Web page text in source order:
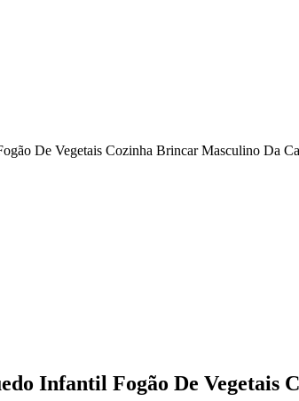
De Vegetais Cozinha Brincar Masculino Da
Infantil Fogão De Vegetais